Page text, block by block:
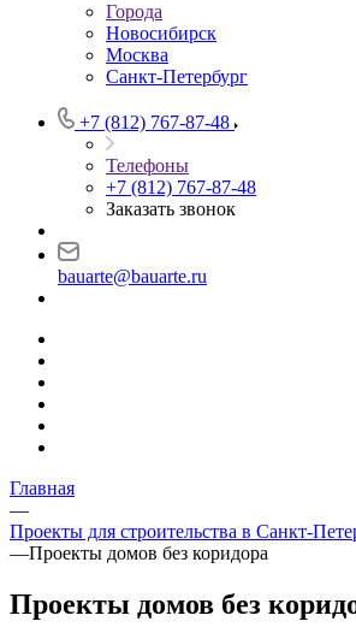
Города
Новосибирск
Москва
Санкт-Петербург
+7 (812) 767-87-48
Телефоны
+7 (812) 767-87-48
Заказать звонок
bauarte@bauarte.ru
Главная
—
Проекты для строительства в Санкт-
—Проекты домов без коридора
Проекты домов без